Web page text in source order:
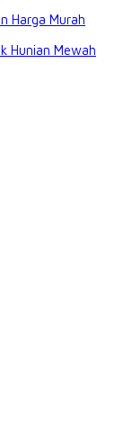
Harga Murah
Hunian Mewah